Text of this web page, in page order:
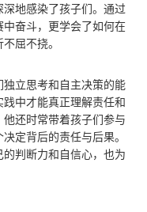
地感染了孩子们。通过
奋斗，更学会了如何在
屈不挠。
立思考和自主决策的能
中才能真正理解责任和
还时常带着孩子们参与
定背后的责任与后果。
判断力和自信心，也为